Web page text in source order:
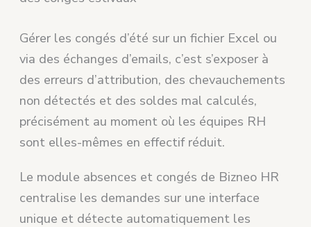
Gérer les congés d’été sur un fichier Excel ou
via des échanges d’emails, c’est s’exposer à
des erreurs d’attribution, des chevauchements
non détectés et des soldes mal calculés,
précisément au moment où les équipes RH
sont elles-mêmes en effectif réduit.
Le module absences et congés de Bizneo HR
centralise les demandes sur une interface
unique et détecte automatiquement les